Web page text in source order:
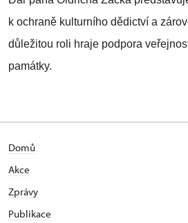
k ochraně kulturního dědictví a
důležitou roli hraje podpora
památky.
Domů
Akce
Zprávy
Publikace